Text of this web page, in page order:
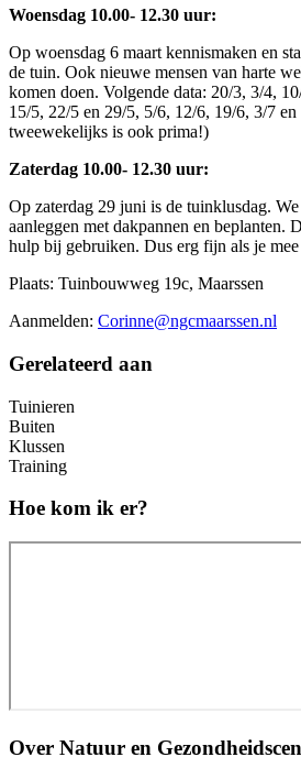
Woensdag 10.00- 12.30 uur:
Op woensdag 6 maart kennismaken en
de tuin. Ook nieuwe mensen van harte
komen doen. Volgende data: 20/3, 3/4,
15/5, 22/5 en 29/5, 5/6, 12/6, 19/6, 3/7
tweewekelijks is ook prima!)
Zaterdag 10.00- 12.30 uur:
Op zaterdag 29 juni is de tuinklusdag.
aanleggen met dakpannen en beplanten.
hulp bij gebruiken. Dus erg fijn als je
Plaats: Tuinbouwweg 19c, Maarssen
Aanmelden: Corinne@ngcmaarssen.nl
Gerelateerd aan
Tuinieren
Buiten
Klussen
Training
Hoe kom ik er?
Over Natuur en